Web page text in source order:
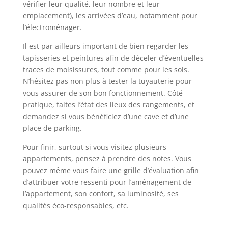
vérifier leur qualité, leur nombre et leur
emplacement), les arrivées d’eau, notamment pour
l’électroménager.
Il est par ailleurs important de bien regarder les
tapisseries et peintures afin de déceler d’éventuelles
traces de moisissures, tout comme pour les sols.
N’hésitez pas non plus à tester la tuyauterie pour
vous assurer de son bon fonctionnement. Côté
pratique, faites l’état des lieux des rangements, et
demandez si vous bénéficiez d’une cave et d’une
place de parking.
Pour finir, surtout si vous visitez plusieurs
appartements, pensez à prendre des notes. Vous
pouvez même vous faire une grille d’évaluation afin
d’attribuer votre ressenti pour l’aménagement de
l’appartement, son confort, sa luminosité, ses
qualités éco-responsables, etc.